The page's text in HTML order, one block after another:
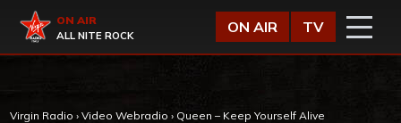
Virgin Radio
ON AIR
ALL NITE ROCK
ON AIR TV
Virgin Radio › Video Webradio › Queen – Keep Yourself Alive